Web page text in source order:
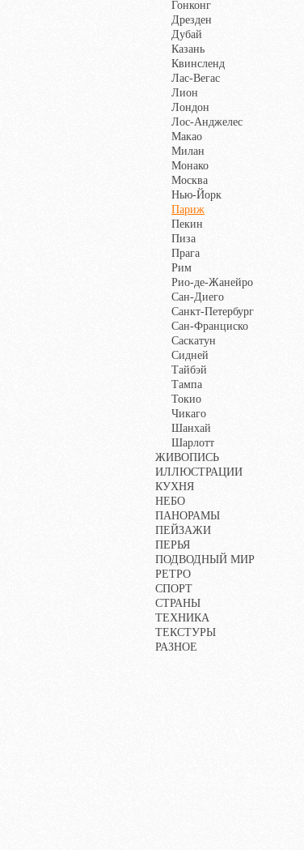
Гонконг
Дрезден
Дубай
Казань
Квинсленд
Лас-Вегас
Лион
Лондон
Лос-Анджелес
Макао
Милан
Монако
Москва
Нью-Йорк
Париж
Пекин
Пиза
Прага
Рим
Рио-де-Жанейро
Сан-Диего
Санкт-Петербург
Сан-Франциско
Саскатун
Сидней
Тайбэй
Тампа
Токио
Чикаго
Шанхай
Шарлотт
ЖИВОПИСЬ
ИЛЛЮСТРАЦИИ
КУХНЯ
НЕБО
ПАНОРАМЫ
ПЕЙЗАЖИ
ПЕРЬЯ
ПОДВОДНЫЙ МИР
РЕТРО
СПОРТ
СТРАНЫ
ТЕХНИКА
ТЕКСТУРЫ
РАЗНОЕ